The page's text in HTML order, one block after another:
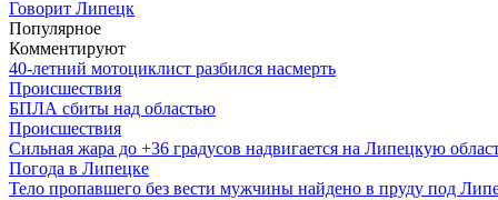
Говорит Липецк
Популярное
Комментируют
40-летний мотоциклист разбился насмерть
Происшествия
БПЛА сбиты над областью
Происшествия
Сильная жара до +36 градусов надвигается на Липецкую
Погода в Липецке
Тело пропавшего без вести мужчины найдено в пруду под